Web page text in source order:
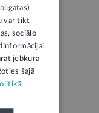
var tikt
sociālo
jebkurā
šajā
.